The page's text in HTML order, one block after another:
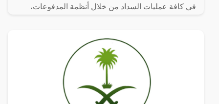
في كافة عمليات السداد من خلال أنظمة المدفوعات،